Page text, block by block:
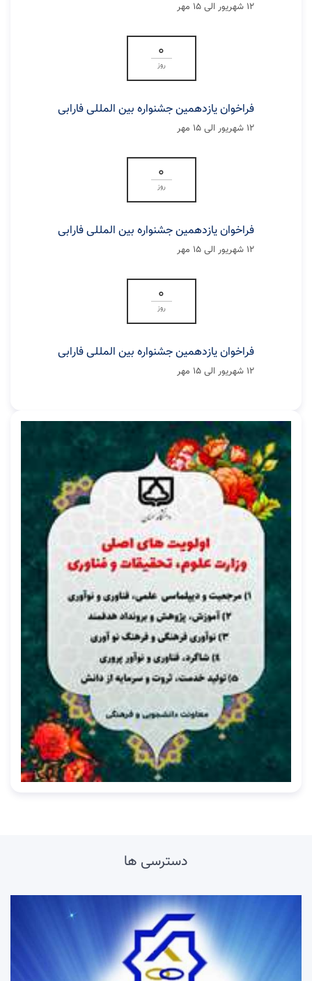
۱۲ شهریور الی ۱۵ مهر
0
روز
فراخوان یازدهمین جشنواره بین المللی فارابی
۱۲ شهریور الی ۱۵ مهر
0
روز
فراخوان یازدهمین جشنواره بین المللی فارابی
۱۲ شهریور الی ۱۵ مهر
0
روز
فراخوان یازدهمین جشنواره بین المللی فارابی
۱۲ شهریور الی ۱۵ مهر
دسترسی ها